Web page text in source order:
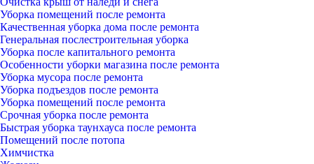
Уборка помещений после ремонта
Качественная уборка дома после ремонта
Генеральная послестроительная уборка
Уборка после капитального ремонта
Особенности уборки магазина после ремонта
Уборка мусора после ремонта
Уборка подъездов после ремонта
Уборка помещений после ремонта
Срочная уборка после ремонта
Быстрая уборка таунхауса после ремонта
Помещений после потопа
Химчистка